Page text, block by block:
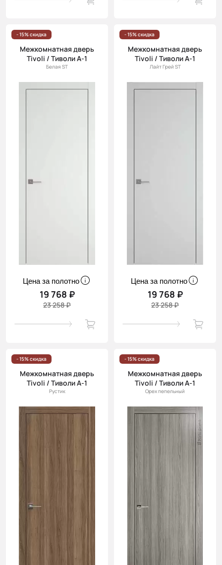
- 15% скидка
Межкомнатная дверь
Tivoli / Тиволи А-1
Белая ST
Цена за полотно
19 768 ₽
23 258 ₽
- 15% скидка
Межкомнатная дверь
Tivoli / Тиволи А-1
Лайт Грей ST
Цена за полотно
19 768 ₽
23 258 ₽
- 15% скидка
Межкомнатная дверь
Tivoli / Тиволи А-1
Рустик
- 15% скидка
Межкомнатная дверь
Tivoli / Тиволи А-1
Орех пепельный